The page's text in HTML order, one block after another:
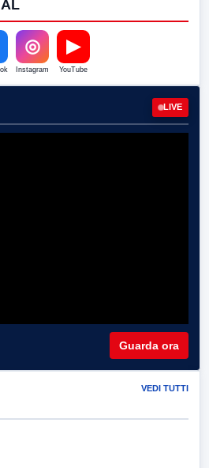
◎
Instagram
▶
YouTube
LIVE
Guarda ora
VEDI TUTTI